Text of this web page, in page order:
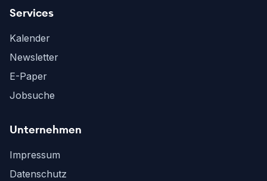
Services
Kalender
Newsletter
E-Paper
Jobsuche
Unternehmen
Impressum
Datenschutz